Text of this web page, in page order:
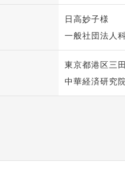
日高妙子様
一般社団法人
東京都港区三
中華経済研究